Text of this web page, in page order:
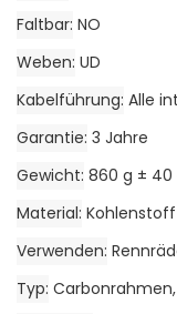
Faltbar NO
Weben UD
Kabelführung Alle
Garantie 3 Jahre
Gewicht 860 g ± 40
Material
Verwenden
Typ